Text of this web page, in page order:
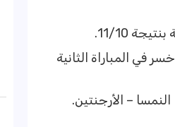
في المباراة الأولى بنتيجة 29/20، فيما خسر في المباراة الثانية
– الأرجنتين.